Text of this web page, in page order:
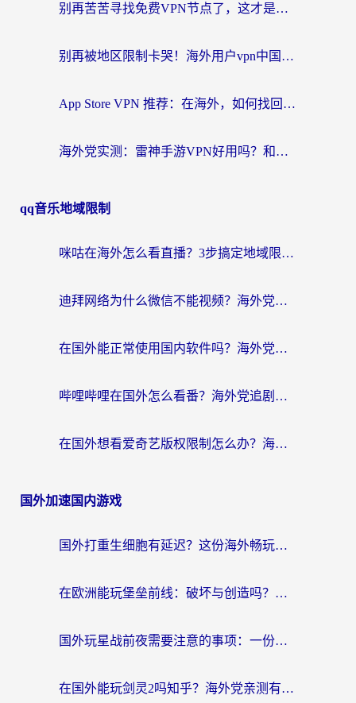
别再苦苦寻找免费VPN节点了，这才是海外访问国内资源的正确姿势
别再被地区限制卡哭！海外用户vpn中国下载全攻略，无缝刷剧办公社交
App Store VPN 推荐：在海外，如何找回那扇回家的“任意门”？
海外党实测：雷神手游VPN好用吗？和闪电VPN对比哪个回国效果更好？附小众工具深度测评
qq音乐地域限制
咪咕在海外怎么看直播？3步搞定地域限制，还能畅看腾讯视频与国内热剧
迪拜网络为什么微信不能视频？海外党必看的回国加速全攻略
在国外能正常使用国内软件吗？海外党亲测有效的无缝访问指南
哔哩哔哩在国外怎么看番？海外党追剧看片的终极解决方案
在国外想看爱奇艺版权限制怎么办？海外华人必看的追剧自由指南
国外加速国内游戏
国外打重生细胞有延迟？这份海外畅玩国服游戏加速器终极指南请收好
在欧洲能玩堡垒前线：破坏与创造吗？海外党国服游戏不卡顿的秘密
国外玩星战前夜需要注意的事项：一份来自老玩家的网络生存指南
在国外能玩剑灵2吗知乎？海外党亲测有效的国服游戏加速指南